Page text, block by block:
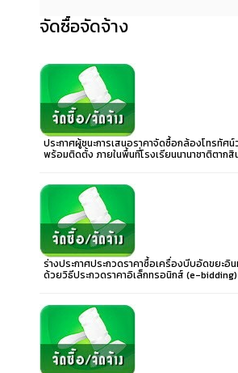
จัดซื้อจัดจ้าง
ประกาศผู้ชนะการเสนอราคาจัดซื้อกล้องโทรทั
พร้อมติดตั้ง ภายในพื้นที่โรงเรียนนานาชาติตาก
ร่างประกาศประกวดราคาซื้อเครื่องบีบอัดขยะ
ด้วยวิธีประกวดราคาอิเล็กทรอนิกส์ (e-bidding)